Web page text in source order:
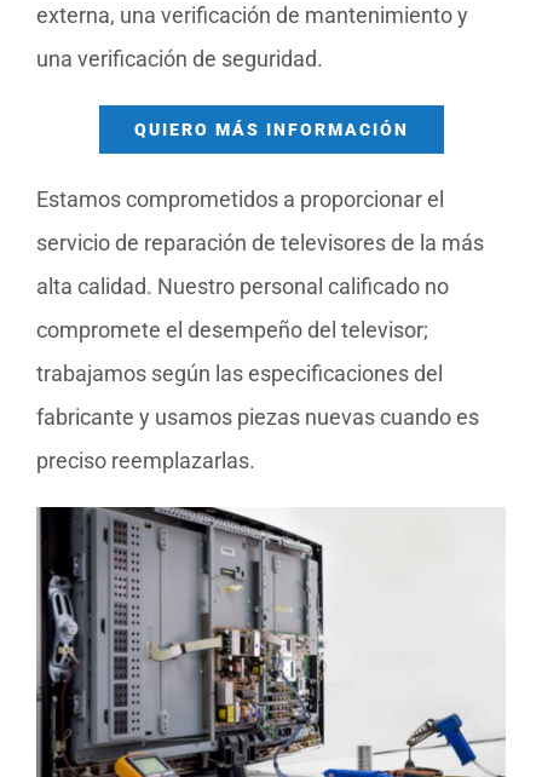
externa, una verificación de mantenimiento y
una verificación de seguridad.
QUIERO MÁS INFORMACIÓN
Estamos comprometidos a proporcionar el
servicio de reparación de televisores de la más
alta calidad. Nuestro personal calificado no
compromete el desempeño del televisor;
trabajamos según las especificaciones del
fabricante y usamos piezas nuevas cuando es
preciso reemplazarlas.